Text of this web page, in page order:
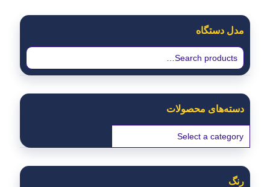
مدل دستگاه
دسته‌های محصولات
رنگ